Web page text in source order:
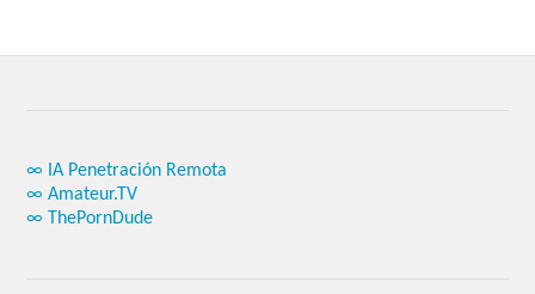
∞ IA Penetración Remota
∞ Amateur.TV
∞ ThePornDude